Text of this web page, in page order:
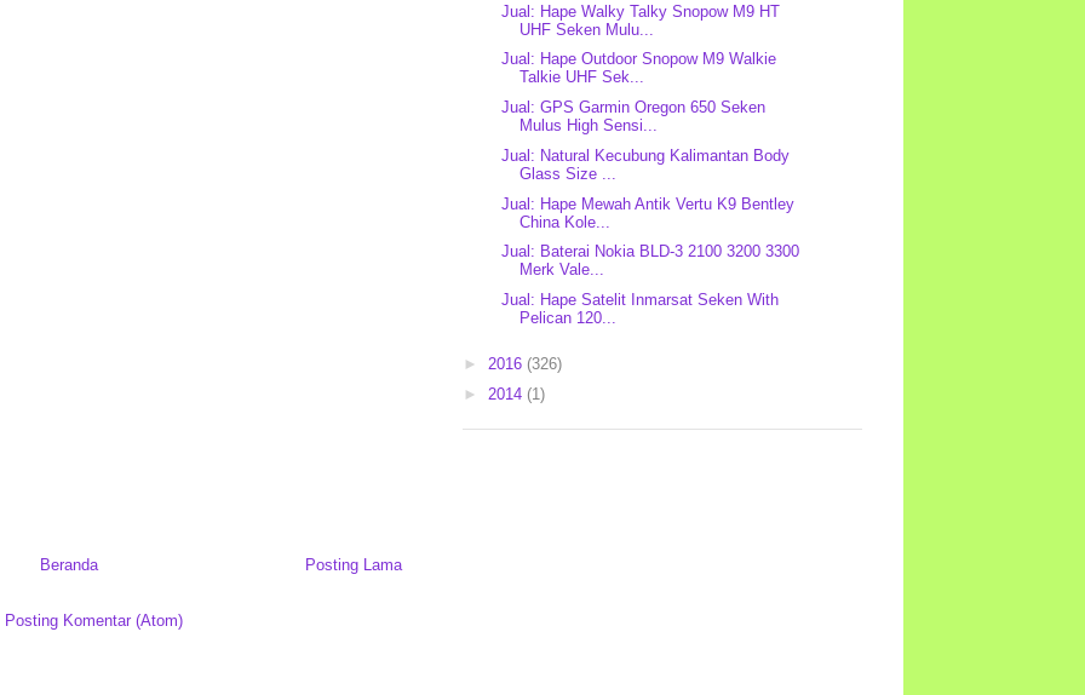
Posting Lama
Beranda
Posting Komentar (Atom)
Jual: Hape Walky Talky Snopow M9 HT
UHF Seken Mulu...
Jual: Hape Outdoor Snopow M9 Walkie
Talkie UHF Sek...
Jual: GPS Garmin Oregon 650 Seken
Mulus High Sensi...
Jual: Natural Kecubung Kalimantan Body
Glass Size ...
Jual: Hape Mewah Antik Vertu K9 Bentley
China Kole...
Jual: Baterai Nokia BLD-3 2100 3200 3300
Merk Vale...
Jual: Hape Satelit Inmarsat Seken With
Pelican 120...
► 2016 (326)
► 2014 (1)